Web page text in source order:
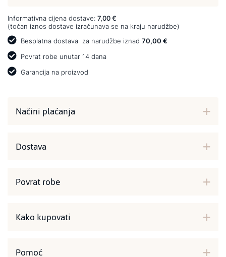
Informativna cijena dostave: 7,00 €
(točan iznos dostave izračunava se na kraju narudžbe)
Besplatna dostava za narudžbe iznad 70,00 €
Povrat robe unutar 14 dana
Garancija na proizvod
Načini plaćanja
Dostava
Povrat robe
Kako kupovati
Pomoć